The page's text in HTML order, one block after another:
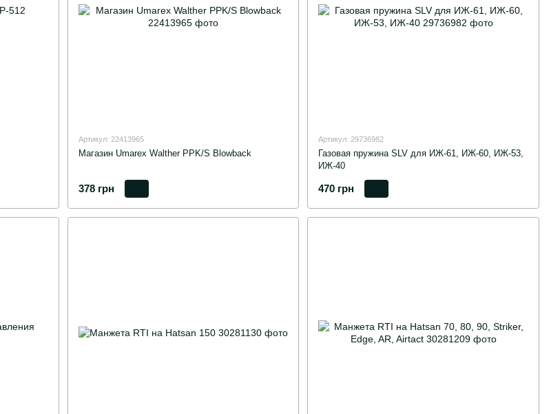
Артикул: 22413965
Магазин Umarex Walther PPK/S Blowback
378 грн
Артикул: 29736982
Газовая пружина SLV для ИЖ-61, ИЖ-60, ИЖ-53,
ИЖ-40
470 грн